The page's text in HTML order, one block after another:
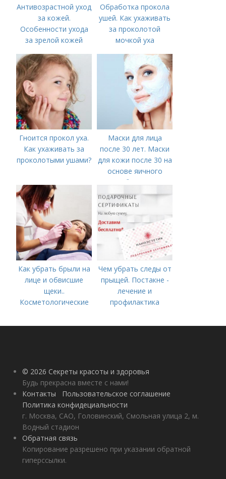
Антивозрастной уход
за кожей.
Особенности ухода
за зрелой кожей
Обработка прокола
ушей. Как ухаживать
за проколотой
мочкой уха
Гноится прокол уха.
Как ухаживать за
проколотыми ушами?
Маски для лица
после 30 лет. Маски
для кожи после 30 на
основе яичного
белка
Как убрать брыли на
лице и обвисшие
щеки..
Косметологические
Чем убрать следы от
прыщей. Постакне -
лечение и
профилактика
© 2026 Секреты красоты и здоровья
Будь прекрасна вместе с нами!
Контакты
Пользовательское соглашение
Политика конфидециальности
г. Москва, САО, Головинский, Смольная улица 2, м.
Водный стадион
Обратная связь
Копирование разрешено при указании обратной
гиперссылки.